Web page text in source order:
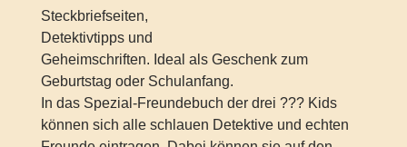
Steckbriefseiten,
Detektivtipps und
Geheimschriften. Ideal als Geschenk zum
Geburtstag oder Schulanfang.
In das Spezial-Freundebuch der drei ??? Kids
können sich alle schlauen Detektive und echten